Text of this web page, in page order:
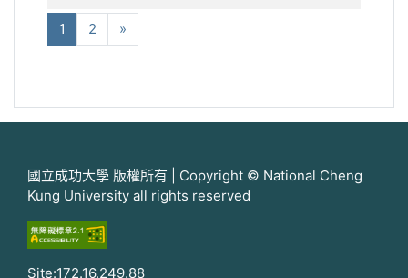
1 (current)
2 »
國立成功大學 版權所有 | Copyright © National Cheng
Kung University all rights reserved
Site:172.16.249.88